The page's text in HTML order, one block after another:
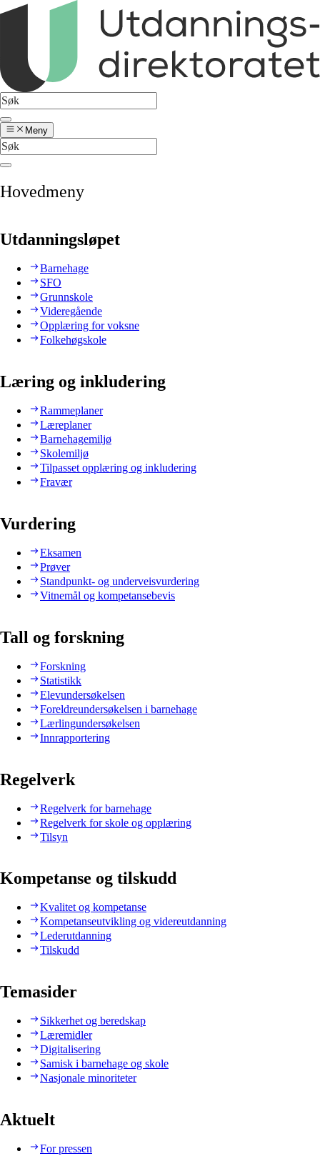
Meny
Hovedmeny
Utdanningsløpet
Barnehage
SFO
Grunnskole
Videregående
Opplæring for voksne
Folkehøgskole
Læring og inkludering
Rammeplaner
Læreplaner
Barnehagemiljø
Skolemiljø
Tilpasset opplæring og inkludering
Fravær
Vurdering
Eksamen
Prøver
Standpunkt- og underveisvurdering
Vitnemål og kompetansebevis
Tall og forskning
Forskning
Statistikk
Elevundersøkelsen
Foreldreundersøkelsen i barnehage
Lærlingundersøkelsen
Innrapportering
Regelverk
Regelverk for barnehage
Regelverk for skole og opplæring
Tilsyn
Kompetanse og tilskudd
Kvalitet og kompetanse
Kompetanseutvikling og videreutdanning
Lederutdanning
Tilskudd
Temasider
Sikkerhet og beredskap
Læremidler
Digitalisering
Samisk i barnehage og skole
Nasjonale minoriteter
Aktuelt
For pressen